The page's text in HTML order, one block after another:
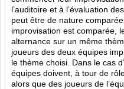
l’auditoire et à l’évaluation
peut être de nature
improvisation est comparée,
alternance sur un même
joueurs des deux équipes
le thème choisi. Dans le cas
équipes doivent, à tour de
alors que des joueurs de